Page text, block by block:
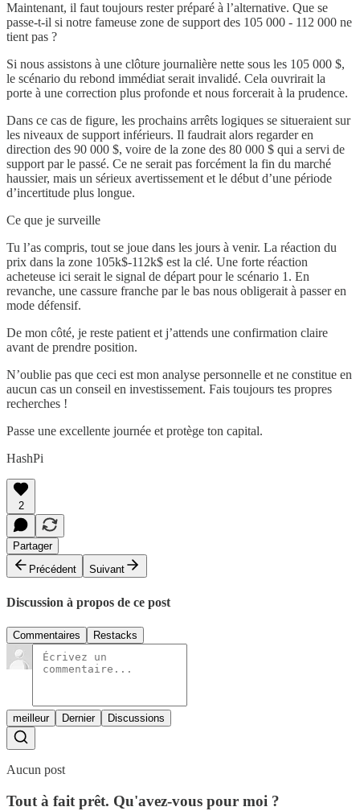
Maintenant, il faut toujours rester préparé à l’alternative. Que se
passe-t-il si notre fameuse zone de support des 105 000 - 112 000 ne
tient pas ?
Si nous assistons à une clôture journalière nette sous les 105 000 $,
le scénario du rebond immédiat serait invalidé. Cela ouvrirait la
porte à une correction plus profonde et nous forcerait à la prudence.
Dans ce cas de figure, les prochains arrêts logiques se situeraient sur
les niveaux de support inférieurs. Il faudrait alors regarder en
direction des 90 000 $, voire de la zone des 80 000 $ qui a servi de
support par le passé. Ce ne serait pas forcément la fin du marché
haussier, mais un sérieux avertissement et le début d’une période
d’incertitude plus longue.
Ce que je surveille
Tu l’as compris, tout se joue dans les jours à venir. La réaction du
prix dans la zone 105k$-112k$ est la clé. Une forte réaction
acheteuse ici serait le signal de départ pour le scénario 1. En
revanche, une cassure franche par le bas nous obligerait à passer en
mode défensif.
De mon côté, je reste patient et j’attends une confirmation claire
avant de prendre position.
N’oublie pas que ceci est mon analyse personnelle et ne constitue en
aucun cas un conseil en investissement. Fais toujours tes propres
recherches !
Passe une excellente journée et protège ton capital.
HashPi
2
Partager
Précédent
Suivant
Discussion à propos de ce post
Commentaires Restacks
meilleur Dernier Discussions
Aucun post
Tout à fait prêt. Qu'avez-vous pour moi ?